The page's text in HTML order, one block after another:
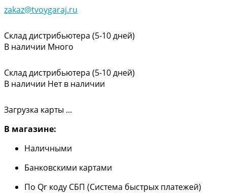
zakaz@tvoygaraj.ru
Склад дистрибьютера (5-10 дней)
В наличии Много
Склад дистрибьютера (5-10 дней)
В наличии Нет в наличии
Загрузка карты ...
В магазине:
Наличными
Банковскими картами
По Qr коду СБП (Система быстрых платежей)